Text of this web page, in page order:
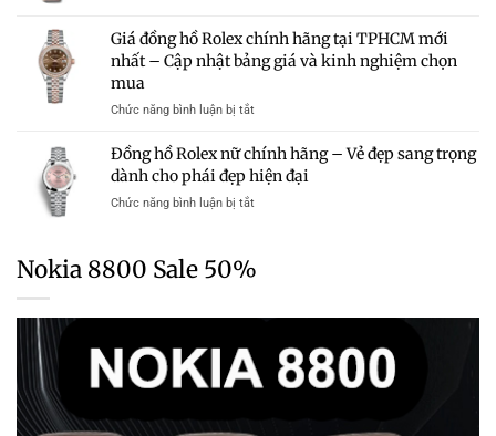
Mẫu
Rolex
Chính
Trong
Nhất
2026
Nhật
Giá
Chi
Tiết
Từng
Hồ
Rolex
Hãng
Nhất
2026
Cập
Tiết
Giá đồng hồ Rolex chính hãng tại TPHCM mới
nhất – Cập nhật bảng giá và kinh nghiệm chọn
mua
Chức năng bình luận bị tắtở
đồng
Rolex
chính
mới
–
bảng
giá
Đồng hồ Rolex nữ chính hãng – Vẻ đẹp sang trọng
dành cho phái đẹp hiện đại
Chức năng bình luận bị tắtở
nữ
hãng
đẹp
sang
Nokia 8800 Sale 50%